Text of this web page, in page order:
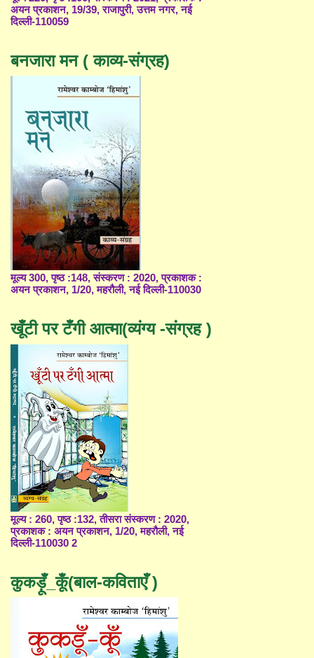
अयन प्रकाशन, 19/39, राजापुरी, उत्तम नगर, नई
दिल्ली-110059
बनजारा मन ( काव्य-संग्रह)
मूल्य 300, पृष्ठ :148, संस्करण : 2020, प्रकाशक :
अयन प्रकाशन, 1/20, महरौली, नई दिल्ली-110030
खूँटी पर टँगी आत्मा(व्यंग्य -संग्रह )
मूल्य : 260, पृष्ठ :132, तीसरा संस्करण : 2020,
प्रकाशक : अयन प्रकाशन, 1/20, महरौली, नई
दिल्ली-110030 2
कुकड़ूँ_कूँ(बाल-कविताएँ )